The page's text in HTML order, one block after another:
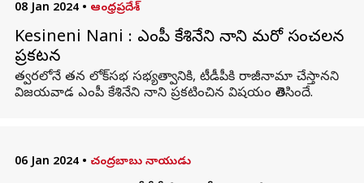
08 Jan 2024 • ఆంధ్రప్రదేశ్
Kesineni Nani : ఎంపీ కేశినేని నాని మరో సంచలన
ప్రకటన
త్వరలోనే తన లోక్‌సభ సభ్యత్వానికి, టీడీపీకి రాజీనామా చేస్తానని
విజయవాడ ఎంపీ కేశినేని నాని ప్రకటించిన విషయం తెలిసిందే.
06 Jan 2024 • చంద్రబాబు నాయుడు